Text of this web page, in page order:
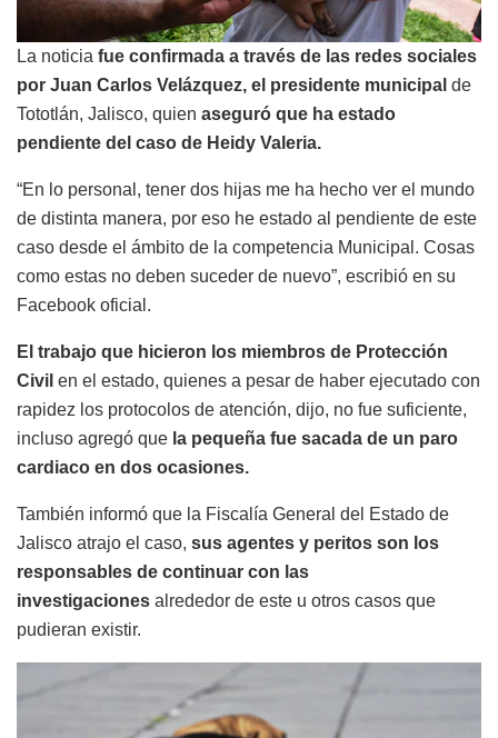
La noticia fue confirmada a través de las redes sociales
por Juan Carlos Velázquez, el presidente municipal de
Tototlán, Jalisco, quien aseguró que ha estado
pendiente del caso de Heidy Valeria.
“En lo personal, tener dos hijas me ha hecho ver el mundo
de distinta manera, por eso he estado al pendiente de este
caso desde el ámbito de la competencia Municipal. Cosas
como estas no deben suceder de nuevo”, escribió en su
Facebook oficial.
El trabajo que hicieron los miembros de Protección
Civil en el estado, quienes a pesar de haber ejecutado con
rapidez los protocolos de atención, dijo, no fue suficiente,
incluso agregó que la pequeña fue sacada de un paro
cardiaco en dos ocasiones.
También informó que la Fiscalía General del Estado de
Jalisco atrajo el caso, sus agentes y peritos son los
responsables de continuar con las
investigaciones alrededor de este u otros casos que
pudieran existir.